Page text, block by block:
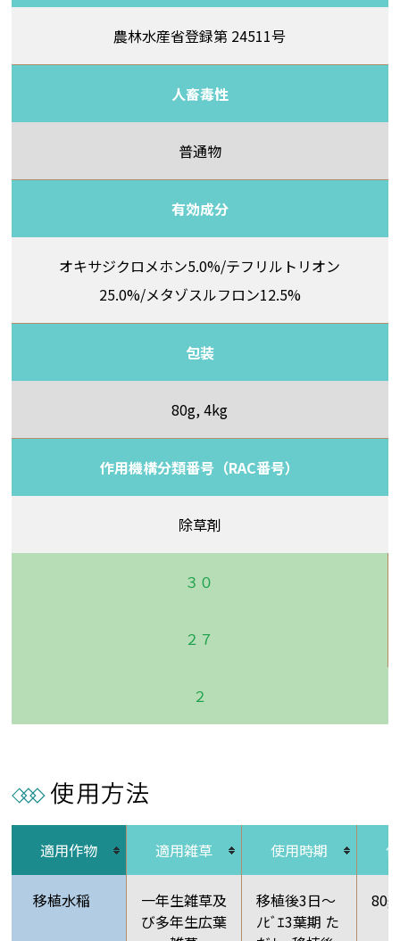
農林水産省登録第 24511号
人畜毒性
普通物
有効成分
オキサジクロメホン5.0%/テフリルトリオン
25.0%/メタゾスルフロン12.5%
包装
80g, 4kg
作用機構分類番号（RAC番号）
除草剤
３０
２７
２
適用作物 適用雑草 使用時期
移植水稲
一年生雑草及
び多年生広葉
移植後3日～
ﾉﾋﾞｴ3葉期 た